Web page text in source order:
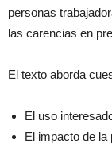
personas
las carencias en
El texto aborda
El uso
El impacto de